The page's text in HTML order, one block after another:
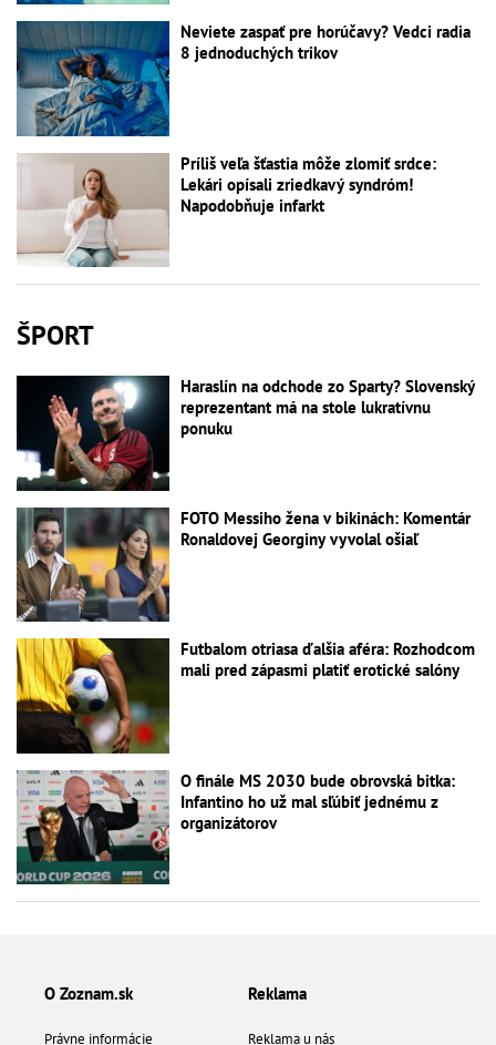
Neviete zaspať pre horúčavy? Vedci radia
8 jednoduchých trikov
Príliš veľa šťastia môže zlomiť srdce:
Lekári opísali zriedkavý syndróm!
Napodobňuje infarkt
ŠPORT
Haraslín na odchode zo Sparty? Slovenský
reprezentant má na stole lukratívnu
ponuku
FOTO Messiho žena v bikinách: Komentár
Ronaldovej Georginy vyvolal ošiaľ
Futbalom otriasa ďalšia aféra: Rozhodcom
mali pred zápasmi platiť erotické salóny
O finále MS 2030 bude obrovská bitka:
Infantino ho už mal sľúbiť jednému z
organizátorov
O Zoznam.sk
Právne informácie
Reklama
Reklama u nás